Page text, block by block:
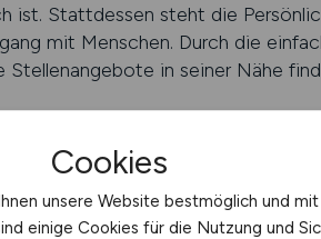
ist. Stattdessen steht die
mit Menschen. Durch die
in seiner Nähe
sind bemerkenswert. Wer
Fortbildungen eröffnen
besten Jobbörsen für
Cookies
unsere Website bestmöglich und
einige Cookies für die Nutzung und